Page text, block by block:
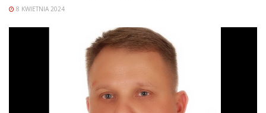
8 KWIETNIA 2024